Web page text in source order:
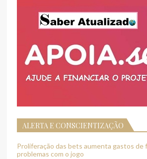
ALERTA E CONSCIENTIZAÇÃO
Proliferação das bets aumenta gastos de
problemas com o jogo